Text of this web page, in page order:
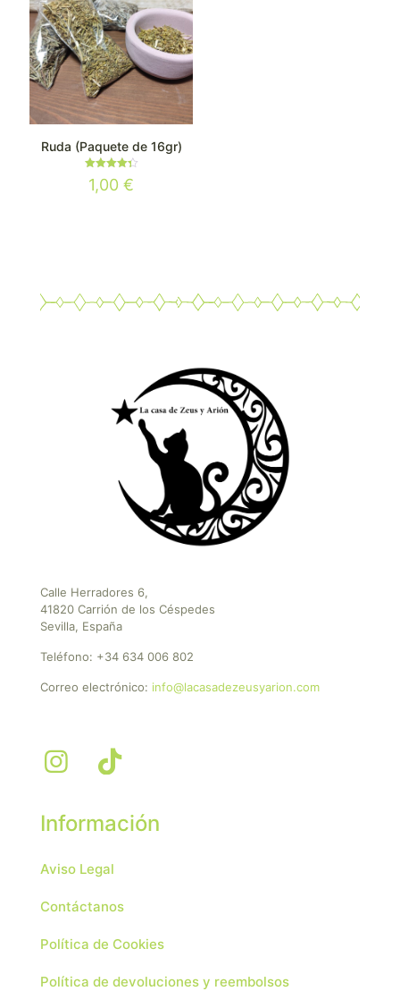
Ruda (Paquete de 16gr)
Valorado
con
1,00€
Calle Herradores 6,
41820 Carrión de los Céspedes
Sevilla, España
Teléfono: +34 634 006 802
Correo electrónico: info@lacasadezeusyarion.com
Información
Aviso Legal
Contáctanos
Política de Cookies
Política de devoluciones y reembolsos